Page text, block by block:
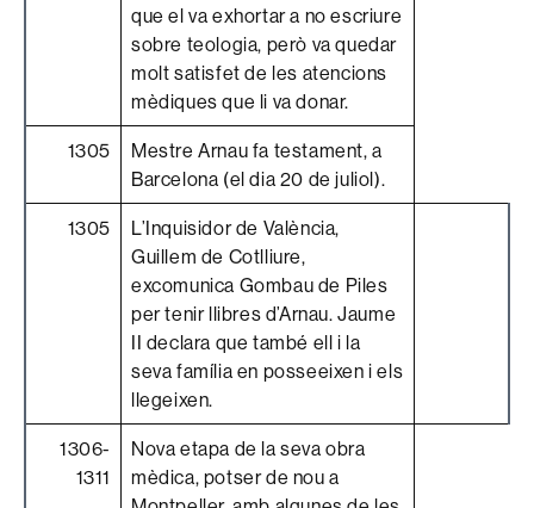
que el va exhortar a no escriure
sobre teologia, però va quedar
molt satisfet de les atencions
mèdiques que li va donar.
1305
Mestre Arnau fa testament, a
Barcelona (el dia 20 de juliol).
1305
L’Inquisidor de València,
Guillem de Cotlliure,
excomunica Gombau de Piles
per tenir llibres d’Arnau. Jaume
II declara que també ell i la
seva família en posseeixen i els
llegeixen.
1306-
1311
Nova etapa de la seva obra
mèdica, potser de nou a